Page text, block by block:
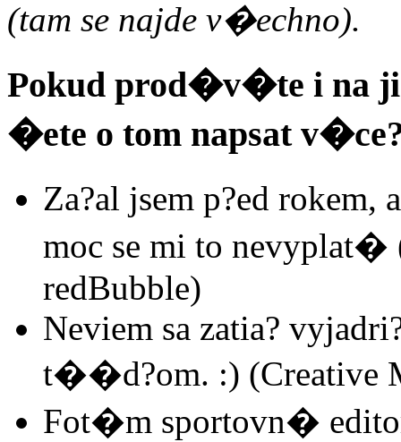
(tam se najde v�echno).
Pokud prod�v�te i na
�ete o tom napsat
Za?al jsem p?ed
moc se mi to nevyplat�
redBubble)
Neviem sa zatia?
t��d?om. :) (Creative
Fot�m sportovn�